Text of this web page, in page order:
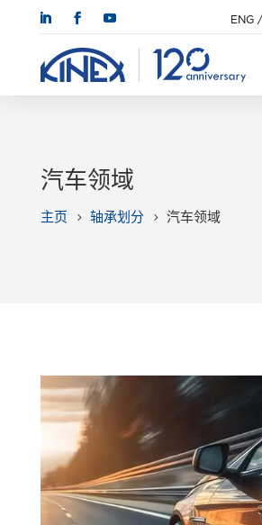
ENG
汽车领域
主页 5 轴承划分 5 汽车领域